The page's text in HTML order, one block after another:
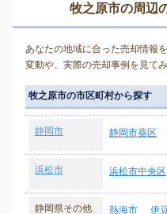
牧之原市の周辺
あなたの地域に合った売却情報
変動や、実際の売却事例を見てみ
牧之原市の市区町村から探す
静岡市 静岡市葵区
浜松市 浜松市中央区
静岡県その他 熱海市 伊